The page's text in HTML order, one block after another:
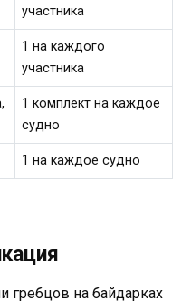
участника
1 на каждого
участника
1 комплект на каждое
судно
1 на каждое судно
гребцов на байдарках